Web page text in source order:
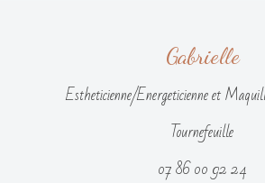
Gabrielle
Estheticienne/Energeticienne et
Tournefeuille
07 86 00 92 24